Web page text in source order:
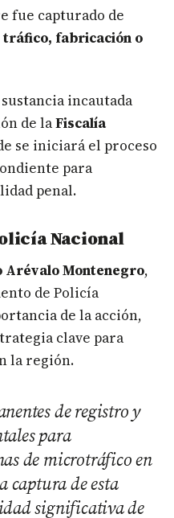
fue capturado de
tráfico, fabricación o
incautada
de laFiscalía
se iniciará el proceso
para
penal.
Nacional
Arévalo Montenegro,
de Policía
de la acción,
clave para
la región.
de registro y
para
de microtráfico en
captura de esta
significativa de